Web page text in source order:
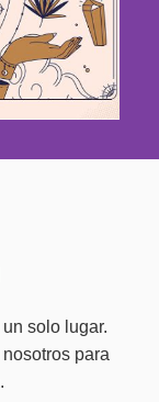
solo lugar.
para